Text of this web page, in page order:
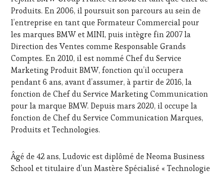
INTERNATIONAUX,
TASTING
MOVIE
WINE
TASTING
VOUCHER,
WINE
TOURISM
FAME
WINE
TOURISM
TOUR,
WINE
MOVIE,
WINETASTINGVOUCHER.COM
Produits. En 2006, il poursuit son parcours au sein de
l’entreprise en tant que Formateur Commercial pour
les marques BMW et MINI, puis intègre fin 2007 la
Direction des Ventes comme Responsable Grands
Comptes. En 2010, il est nommé Chef du Service
Marketing Produit BMW, fonction qu’il occupera
pendant 6 ans, avant d’assumer, à partir de 2016, la
fonction de Chef du Service Marketing Communication
pour la marque BMW. Depuis mars 2020, il occupe la
fonction de Chef du Service Communication Marques,
Produits et Technologies.
Âgé de 42 ans, Ludovic est diplômé de Neoma Business
School et titulaire d’un Mastère Spécialisé « Technologie